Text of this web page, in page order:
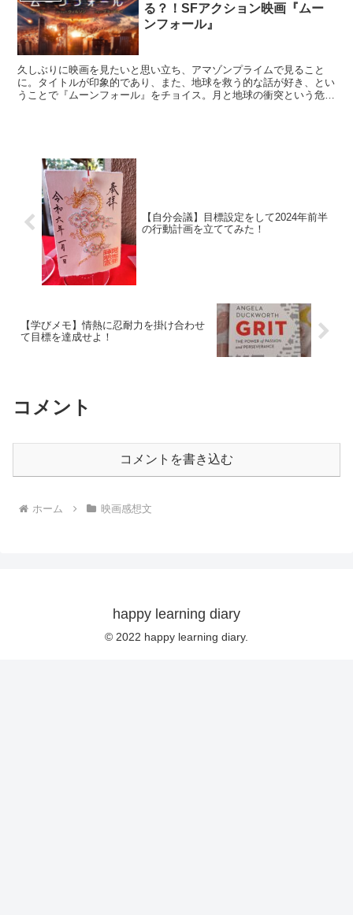
る？！SFアクション映画『ムー
ンフォール』
久しぶりに映画を見たいと思い立ち、アマゾンプライムで見ること
に。タイトルが印象的であり、また、地球を救う的な話が好き、とい
うことで『ムーンフォール』をチョイス。月と地球の衝突という危機
【自分会議】目標設定をして2024年前半
の行動計画を立ててみた！
【学びメモ】情熱に忍耐力を掛け合わせ
て目標を達成せよ！
コメント
コメントを書き込む
ホーム 映画感想文
happy learning diary
© 2022 happy learning diary.